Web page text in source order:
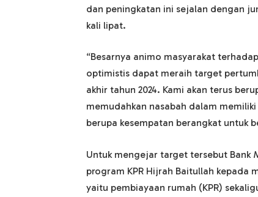
dan peningkatan ini sejalan dengan
kali lipat.
“Besarnya animo masyarakat
optimistis dapat meraih target
akhir tahun 2024. Kami akan terus
memudahkan nasabah dalam
berupa kesempatan berangkat untuk
Untuk mengejar target tersebut Bank
program KPR Hijrah Baitullah kepada
yaitu pembiayaan rumah (KPR)